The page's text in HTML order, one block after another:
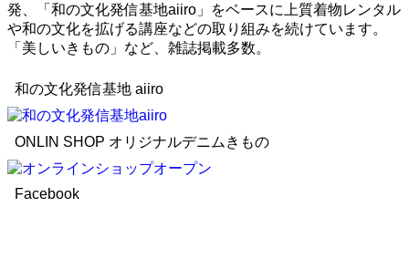
発、「和の文化発信基地aiiro」をベースに上質着物レンタル
や和の文化を拡げる講座などの取り組みを続けています。
「美しいきもの」など、雑誌掲載多数。
和の文化発信基地 aiiro
ONLIN SHOP オリジナルデニムきもの
Facebook